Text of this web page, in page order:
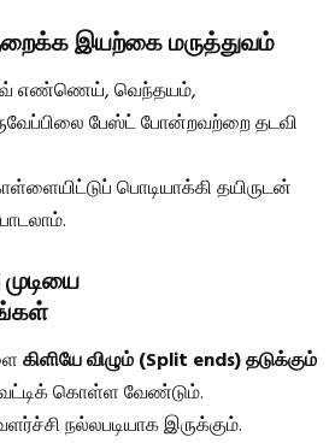
இயற்கை மருத்துவம்
எண்ணெய், வெந்தயம்,
பேஸ்ட் போன்றவற்றை தடவி
பொடியாக்கி தயிருடன்
கிளியே விழும் (Split ends) தடுக்கும்
கொள்ள வேண்டும்.
நல்லபடியாக இருக்கும்.